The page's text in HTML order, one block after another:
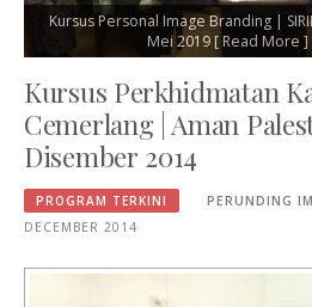
| 2
Kursus Pengacaraan Majlis
Tech MARA | 29 April
Kursus Perkhidmatan
Cemerlang | Aman
Disember 2014
PROGRAM TERKINI PERUNDING
DECEMBER 2014